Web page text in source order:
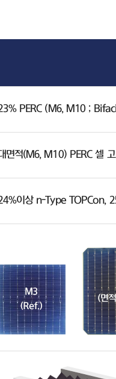
PERC (M6, M10 ;
면적(M6, M10) PERC 셀
이상 n-Type TOPCon,